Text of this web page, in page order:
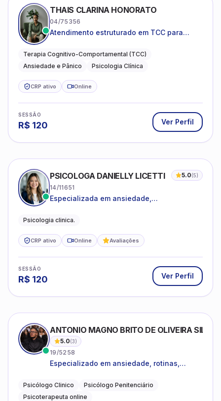
THAIS CLARINA HONORATO
04/75356
Atendimento estruturado em TCC para
excessiva
Terapia Cognitivo-Comportamental (TCC)
Ansiedade e Pânico
Psicologia Clínica
CRP ativo Online
SESSÃO
R$ 120 Ver Perfil
PSICOLOGA DANIELLY LICETTI 5.0(5)
14/11651
Especializada em ansiedade,
Psicologia clinica.
CRP ativo Online Avaliações
SESSÃO
R$ 120 Ver Perfil
ANTONIO MAGNO BRITO DE OLIVEIRA SILVA
5.0(3)
19/5258
Especializado em ansiedade, rotinas,
familiares e questões comportamentais.
Psicólogo Clinico
Psicólogo Penitenciário
Psicoterapeuta online